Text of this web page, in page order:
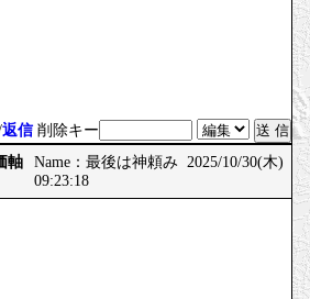
返信 削除キー
軸
Name：最後は神頼み 2025/10/30(木)
09:23:18